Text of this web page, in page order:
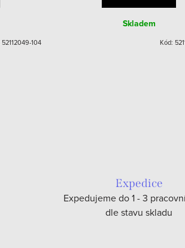
52112049-104
Skladem
Kód:
Expedice
Expedujeme do 1 - 3
dle stavu skladu